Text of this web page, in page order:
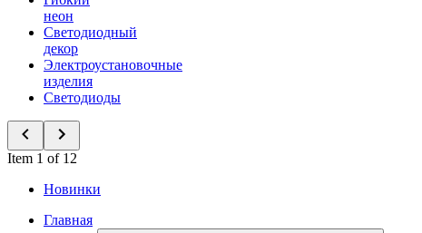
неон
Светодиодный
декор
Электроустановочные
изделия
Светодиоды
Item 1 of 12
Новинки
Главная